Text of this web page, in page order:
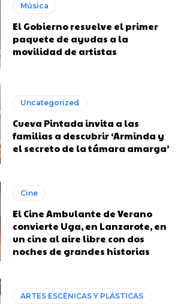
Música
El Gobierno resuelve el primer
paquete de ayudas a la
movilidad de artistas
Uncategorized
Cueva Pintada invita a las
familias a descubrir ‘Arminda y
el secreto de la támara amarga’
Cine
El Cine Ambulante de Verano
convierte Uga, en Lanzarote, en
un cine al aire libre con dos
noches de grandes historias
ARTES ESCÉNICAS Y PLÁSTICAS